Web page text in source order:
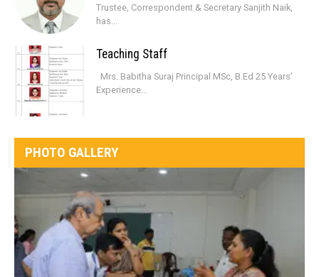
Trustee, Correspondent & Secretary Sanjith Naik,
has...
Teaching Staff
Mrs. Babitha Suraj Principal MSc, B.Ed 25 Years’
Experience...
PHOTO GALLERY